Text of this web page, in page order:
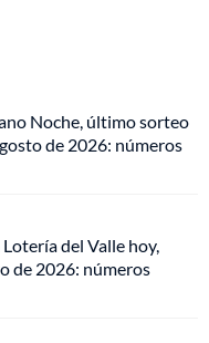
Noche, último sorteo
de 2026: números
del Valle hoy,
de 2026: números